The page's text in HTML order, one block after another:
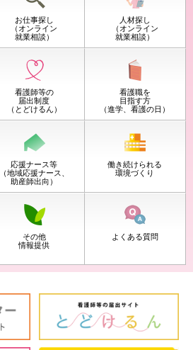
お仕事探し
（オンライン
就業相談）
人材探し
（オンライン
就業相談）
看護師等の
届出制度
（とどけるん）
看護職を
目指す方
（進学、看護の日）
応援ナース等
（地域応援ナース、
助産師出向）
働き続けられる
環境づくり
その他
情報提供
よくある質問